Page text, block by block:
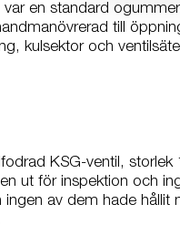
var en standard
till
kulsektor och
KSG-ventil,
ut för inspektion och
ingen av dem hade hållit